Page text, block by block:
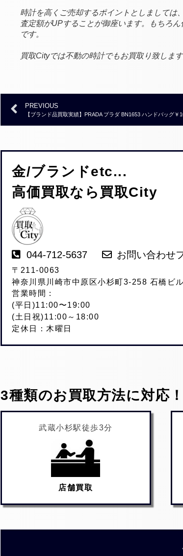
時計を高くご売却するポイントとしましては
査定額がUPすることが御座います。もちろ
です。
買取Cityでは不動の時計でもお買取り致しま
PREVIOUS
【ブランド品買取実績】PRADA プラダ BN1653 ハンドバッグ￥
金/ブランドetc...
高価買取なら買取City
044-712-5637 お問い合わせ
〒211-0063
神奈川県川崎市中原区小杉町3-258 石橋ビ
営業時間：
(平日)11:00〜19:00
(土日祝)11:00～18:00
定休日：木曜日
3種類のお買取方法に対応！
武蔵小杉駅徒歩3分
店舗買取